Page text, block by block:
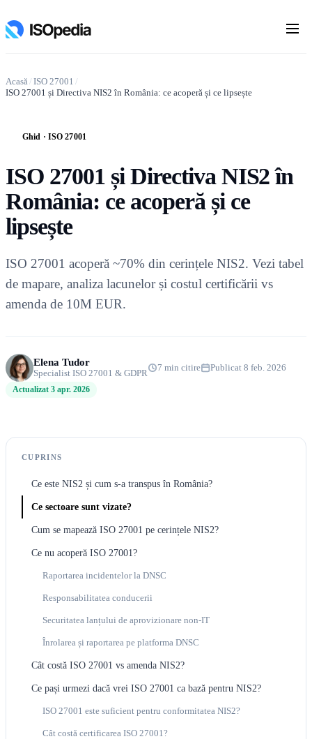
Acasă/ ISO 27001 /
ISO 27001 și Directiva NIS2 în România: ce acoperă și ce lipsește
Ghid · ISO 27001
ISO 27001 și Directiva NIS2 în
România: ce acoperă și ce
lipsește
ISO 27001 acoperă ~70% din cerințele NIS2. Vezi tabel
de mapare, analiza lacunelor și costul certificării vs
amenda de 10M EUR.
Elena Tudor
Specialist ISO 27001 & GDPR
7 min citire Publicat 8 feb. 2026
Actualizat 3 apr. 2026
CUPRINS
Ce este NIS2 și cum s-a transpus în România?
Ce sectoare sunt vizate?
Cum se mapează ISO 27001 pe cerințele NIS2?
Ce nu acoperă ISO 27001?
Raportarea incidentelor la DNSC
Responsabilitatea conducerii
Securitatea lanțului de aprovizionare non-IT
Înrolarea și raportarea pe platforma DNSC
Cât costă ISO 27001 vs amenda NIS2?
Ce pași urmezi dacă vrei ISO 27001 ca bază pentru NIS2?
ISO 27001 este suficient pentru conformitatea NIS2?
Cât costă certificarea ISO 27001?